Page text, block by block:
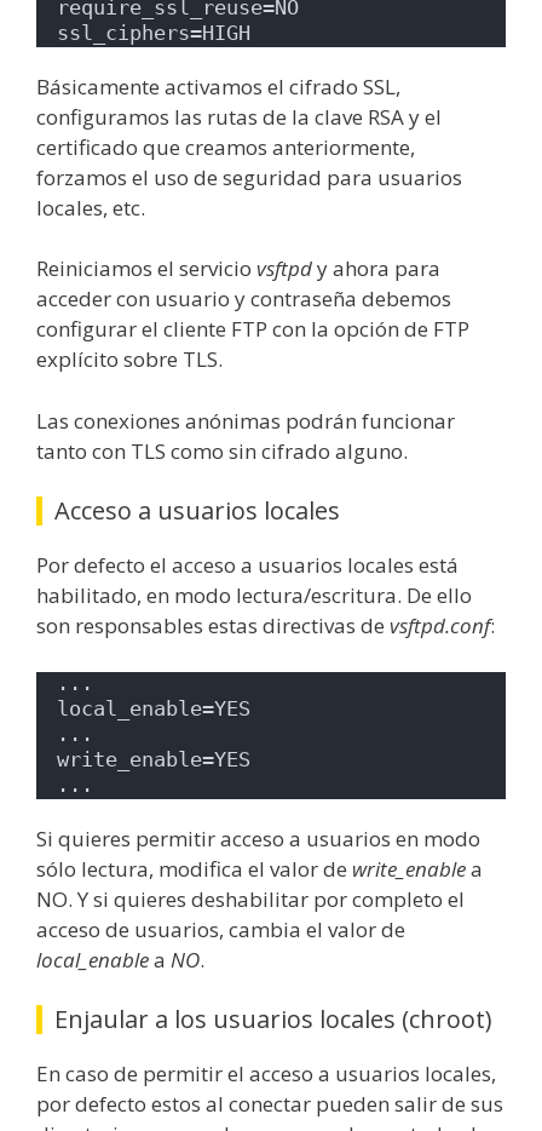
require_ssl_reuse=NO
ssl_ciphers=HIGH
Básicamente activamos el cifrado SSL,
configuramos las rutas de la clave RSA y el
certificado que creamos anteriormente,
forzamos el uso de seguridad para usuarios
locales, etc.
Reiniciamos el servicio vsftpdy ahora para
acceder con usuario y contraseña debemos
configurar el cliente FTP con la opción de FTP
explícito sobre TLS.
Las conexiones anónimas podrán funcionar
tanto con TLS como sin cifrado alguno.
Acceso a usuarios locales
Por defecto el acceso a usuarios locales está
habilitado, en modo lectura/escritura. De ello
son responsables estas directivas de vsftpd.conf:
...
local_enable=YES
...
write_enable=YES
...
Si quieres permitir acceso a usuarios en modo
sólo lectura, modifica el valor de write_enablea
NO. Y si quieres deshabilitar por completo el
acceso de usuarios, cambia el valor de
local_enablea NO.
Enjaular a los usuarios locales (chroot)
En caso de permitir el acceso a usuarios locales,
por defecto estos al conectar pueden salir de sus